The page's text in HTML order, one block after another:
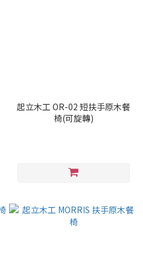
起立木工 OR-02 短扶手原木餐
椅(可旋轉)